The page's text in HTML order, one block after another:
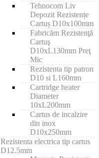
Tehnocom Liv
Depozit Rezistențe
Cartuș D10x100mm
Fabricăm Rezistenţă
Cartuş
D10xL130mm Preţ
Mic
Rezistenta tip patron
D10 si L160mm
Cartridge heater
Diameter
10xL200mm
Cartus de incalzire
din inox
D10x250mm
Rezistenta electrica tip cartus
D12.5mm